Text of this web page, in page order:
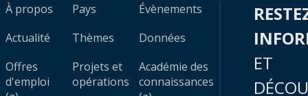
À propos
Actualité
Offres
d'emploi
Pays
Thèmes
Projets et
opérations
Évènements
Données
Académie des
connaissances
ET